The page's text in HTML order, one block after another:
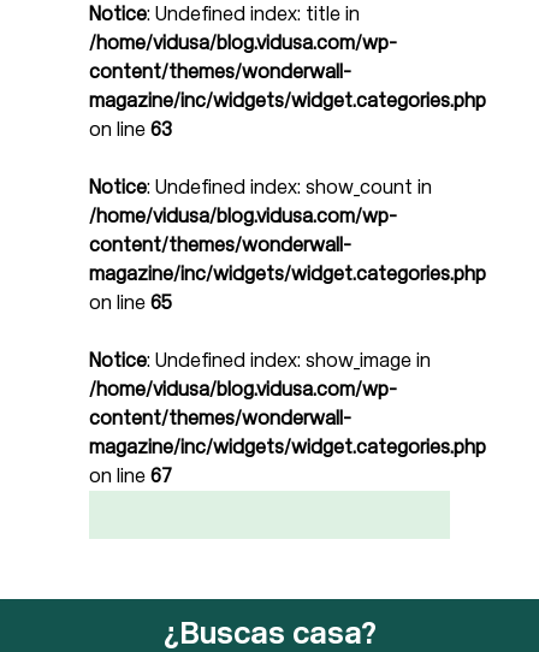
Notice: Undefined index: title in
/home/vidusa/blog.vidusa.com/wp-
content/themes/wonderwall-
magazine/inc/widgets/widget.categories.php
on line 63
Notice: Undefined index: show_count in
/home/vidusa/blog.vidusa.com/wp-
content/themes/wonderwall-
magazine/inc/widgets/widget.categories.php
on line 65
Notice: Undefined index: show_image in
/home/vidusa/blog.vidusa.com/wp-
content/themes/wonderwall-
magazine/inc/widgets/widget.categories.php
on line 67
¿Buscas casa?